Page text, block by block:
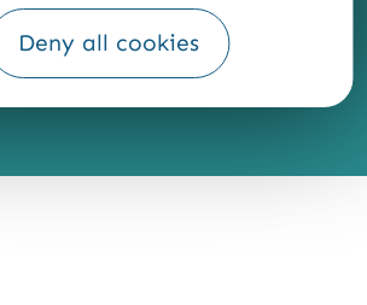
Deny all cookies
Traduction